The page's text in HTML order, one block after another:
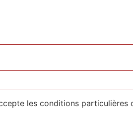
les conditions particulières